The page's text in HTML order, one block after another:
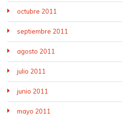
octubre 2011
septiembre 2011
agosto 2011
julio 2011
junio 2011
mayo 2011